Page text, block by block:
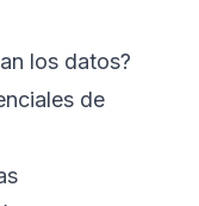
los datos?
de